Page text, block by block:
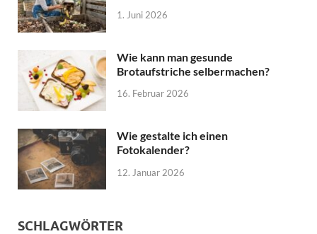
1. Juni 2026
Wie kann man gesunde
Brotaufstriche selbermachen?
16. Februar 2026
Wie gestalte ich einen
Fotokalender?
12. Januar 2026
SCHLAGWÖRTER